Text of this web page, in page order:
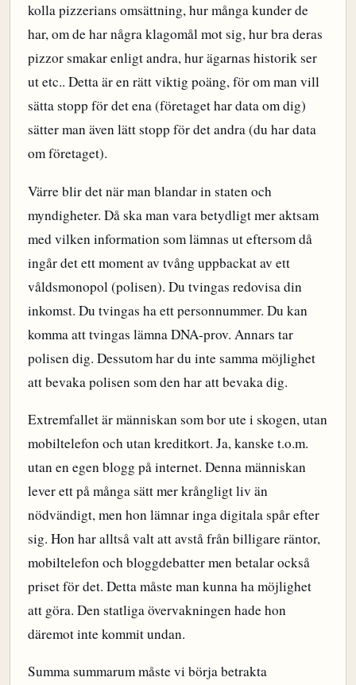
kolla pizzerians omsättning, hur många kunder de
har, om de har några klagomål mot sig, hur bra deras
pizzor smakar enligt andra, hur ägarnas historik ser
ut etc.. Detta är en rätt viktig poäng, för om man vill
sätta stopp för det ena (företaget har data om dig)
sätter man även lätt stopp för det andra (du har data
om företaget).
Värre blir det när man blandar in staten och
myndigheter. Då ska man vara betydligt mer aktsam
med vilken information som lämnas ut eftersom då
ingår det ett moment av tvång uppbackat av ett
våldsmonopol (polisen). Du tvingas redovisa din
inkomst. Du tvingas ha ett personnummer. Du kan
komma att tvingas lämna DNA-prov. Annars tar
polisen dig. Dessutom har du inte samma möjlighet
att bevaka polisen som den har att bevaka dig.
Extremfallet är människan som bor ute i skogen, utan
mobiltelefon och utan kreditkort. Ja, kanske t.o.m.
utan en egen blogg på internet. Denna människan
lever ett på många sätt mer krångligt liv än
nödvändigt, men hon lämnar inga digitala spår efter
sig. Hon har alltså valt att avstå från billigare räntor,
mobiltelefon och bloggdebatter men betalar också
priset för det. Detta måste man kunna ha möjlighet
att göra. Den statliga övervakningen hade hon
däremot inte kommit undan.
Summa summarum måste vi börja betrakta